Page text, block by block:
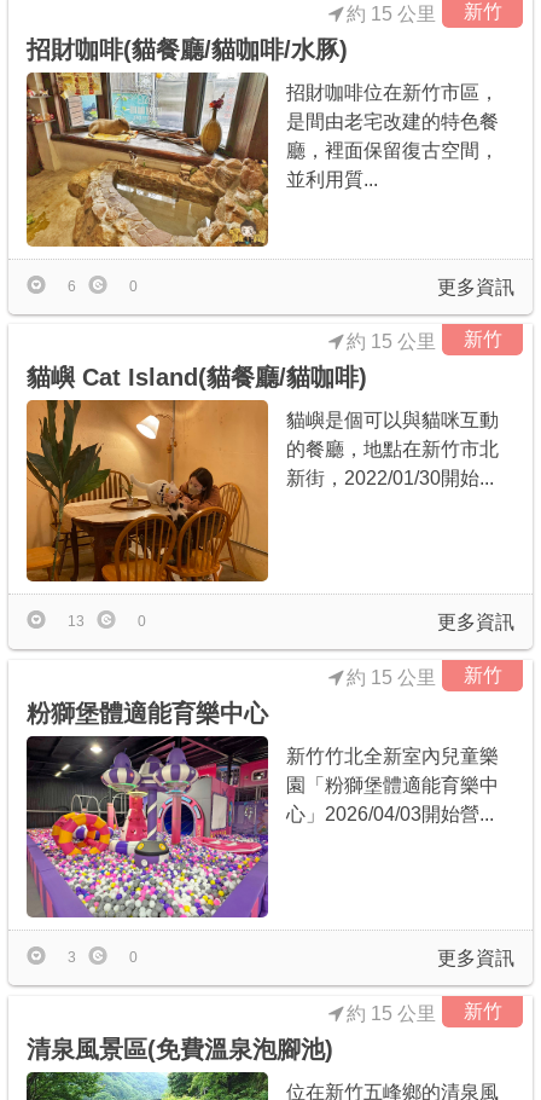
新竹
招財咖啡(貓餐廳/貓咖啡/水豚)
約 15 公里
招財咖啡位在新竹市區，
是間由老宅改建的特色餐
廳，裡面保留復古空間，
並利用質...
更多資訊
6 0
新竹
貓嶼 Cat Island(貓餐廳/貓咖啡)
約 15 公里
貓嶼是個可以與貓咪互動
的餐廳，地點在新竹市北
新街，2022/01/30開始...
更多資訊
13 0
新竹
粉獅堡體適能育樂中心
約 15 公里
新竹竹北全新室內兒童樂
園「粉獅堡體適能育樂中
心」2026/04/03開始營...
更多資訊
3 0
新竹
清泉風景區(免費溫泉泡腳池)
約 15 公里
位在新竹五峰鄉的清泉風